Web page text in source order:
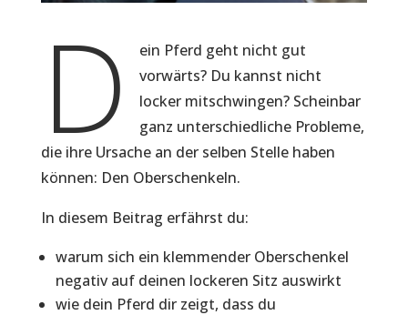
D
ein Pferd geht nicht gut
vorwärts? Du kannst nicht
locker mitschwingen? Scheinbar
ganz unterschiedliche Probleme,
die ihre Ursache an der selben Stelle haben
können: Den Oberschenkeln.
In diesem Beitrag erfährst du:
warum sich ein klemmender Oberschenkel
negativ auf deinen lockeren Sitz auswirkt
wie dein Pferd dir zeigt, dass du